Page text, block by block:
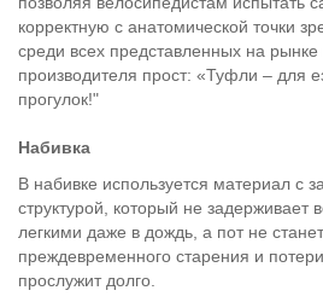
корректную с анатомической точки
среди всех представленных на рынке
производителя прост: «Туфли – для
прогулок!"
Набивка
В набивке используется материал с
структурой, который не задерживает
легкими даже в дождь, а пот не
преждевременного старения и
прослужит долго.